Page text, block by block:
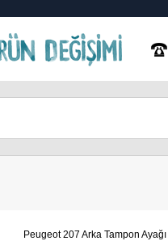
Peugeot 207 Arka Tampon Ayağı